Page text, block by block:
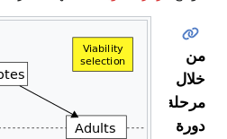
من
خلال
مرحلة
دورة